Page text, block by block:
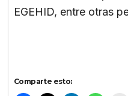
EGEHID, entre otras
Comparte esto: